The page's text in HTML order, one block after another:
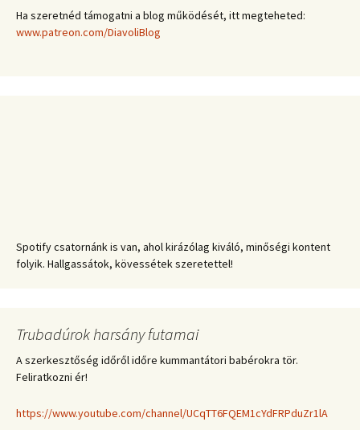
Ha szeretnéd támogatni a blog működését, itt megteheted:
www.patreon.com/DiavoliBlog
Spotify csatornánk is van, ahol kirázólag kiváló, minőségi kontent
folyik. Hallgassátok, kövessétek szeretettel!
Trubadúrok harsány futamai
A szerkesztőség időről időre kummantátori babérokra tör.
Feliratkozni ér!
https://www.youtube.com/channel/UCqTT6FQEM1cYdFRPduZr1lA